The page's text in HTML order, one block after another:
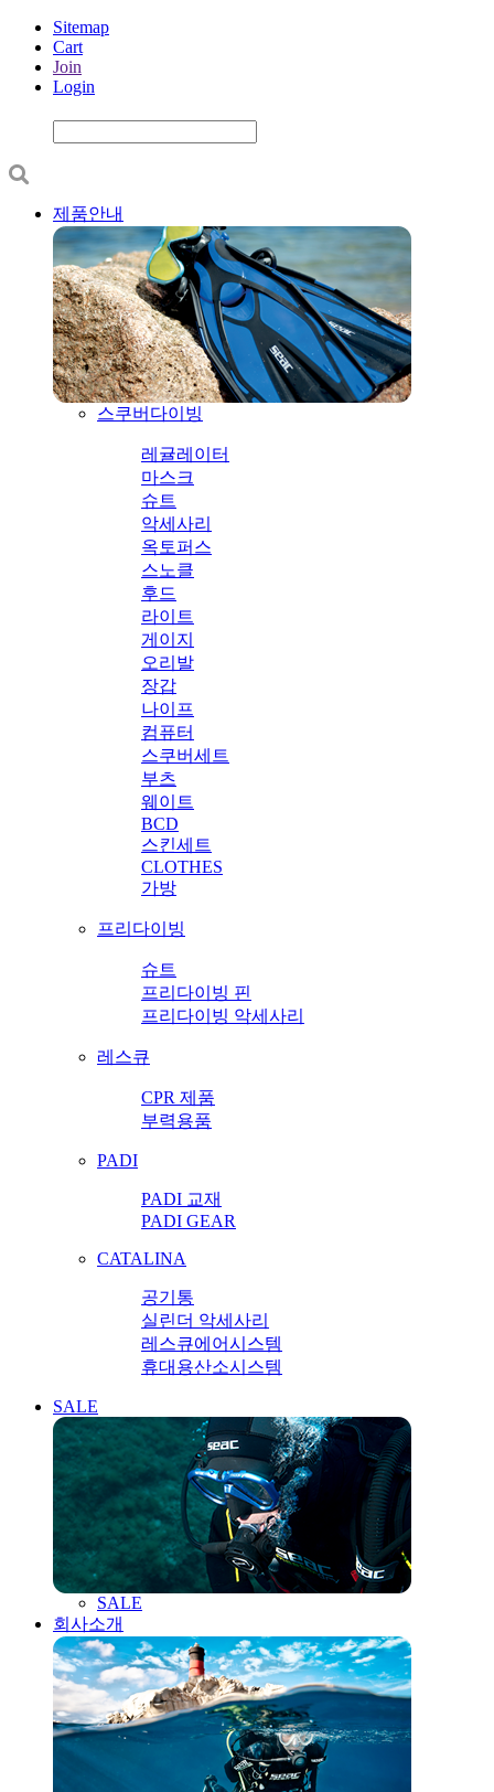
Sitemap
Cart
Join
Login
제품안내
스쿠버다이빙
레귤레이터
마스크
슈트
악세사리
옥토퍼스
스노클
후드
라이트
게이지
오리발
장갑
나이프
컴퓨터
스쿠버세트
부츠
웨이트
BCD
스킨세트
CLOTHES
가방
프리다이빙
슈트
프리다이빙 핀
프리다이빙 악세사리
레스큐
CPR 제품
부력용품
PADI
PADI 교재
PADI GEAR
CATALINA
공기통
실린더 악세사리
레스큐에어시스템
휴대용산소시스템
SALE
SALE
회사소개